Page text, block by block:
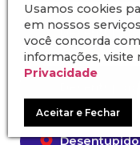
Usamos cookies
em nossos
você concorda
informações, visite
Privacidade
Aceitar e Fechar